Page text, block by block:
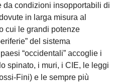
da condizioni insopportabili di
in larga misura al
cui le grandi potenze
del sistema
“occidentali” accoglie i
spinato, i muri, i CIE, le leggi
Fini) e le sempre più